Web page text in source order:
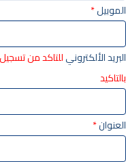
الموبيل*
البريد الألكترونيللتاكد من
بالتاكيد
العنوان*